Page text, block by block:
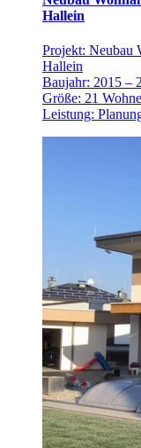
Hallein
Projekt: Neubau
Hallein
Baujahr: 2015 –
Größe: 21
Leistung: